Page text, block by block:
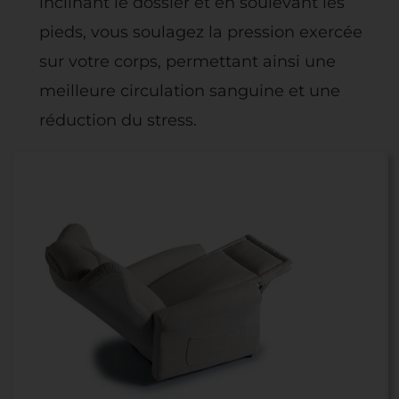
pieds, vous soulagez la pression exercée
sur votre corps, permettant ainsi une
meilleure circulation sanguine et une
réduction du stress.